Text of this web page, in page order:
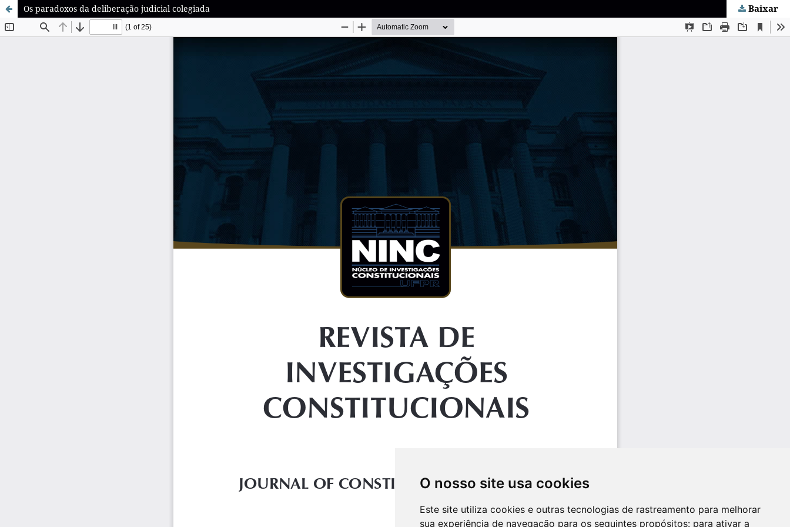
O nosso site usa cookies
Este site utiliza cookies e outras tecnologias de rastreamento para melhorar
sua experiência de navegação para os seguintes propósitos: para ativar a
Os paradoxos da deliberação judicial colegiada Baixar